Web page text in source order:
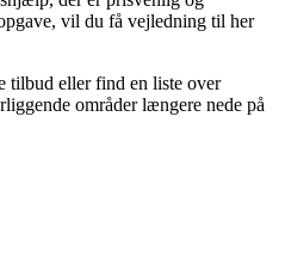
vil du få vejledning til her
tilbud eller find en liste over
områder længere nede på